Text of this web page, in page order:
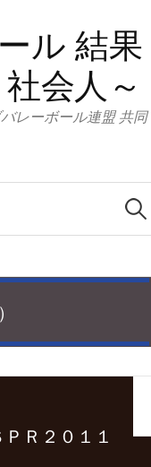
ル 結果
会人～
レーボール連盟 共同
検
索:
ＰＲ２０１１